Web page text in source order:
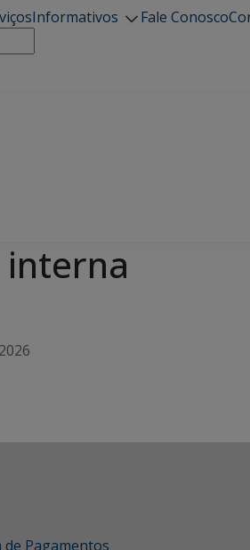
Informativos Fale Conosco
Pagamentos